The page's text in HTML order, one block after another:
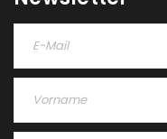
ANMELDEN